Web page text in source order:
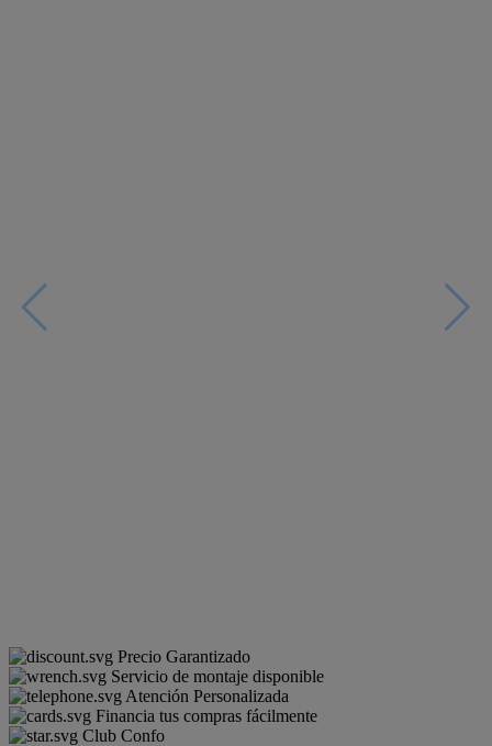
Precio Garantizado
Servicio de montaje disponible
Atención Personalizada
Financia tus compras fácilmente
Club Confo